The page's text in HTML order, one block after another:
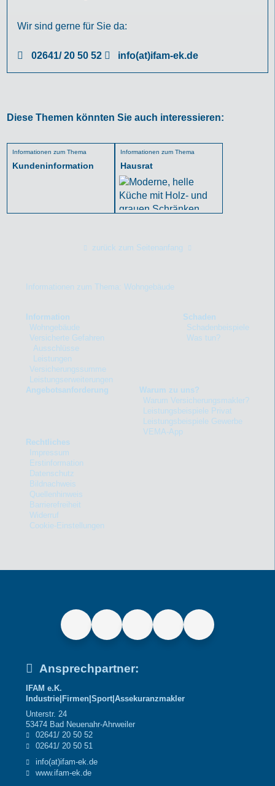
Wir sind gerne für Sie da:
02641/ 20 50 52 info(at)ifam-ek.de
Diese Themen könnten Sie auch interessieren:
Informationen zum Thema
Kundeninformation
Informationen zum Thema
Hausrat
zurück zum Seitenanfang
Informationen zum Thema: Wohngebäude
Information
Wohngebäude
Versicherte Gefahren
Ausschlüsse
Leistungen
Versicherungssumme
Leistungserweiterungen
Schaden
Schadenbeispiele
Was tun?
Angebotsanforderung
Warum zu uns?
Warum Versicherungsmakler?
Leistungsbeispiele Privat
Leistungsbeispiele Gewerbe
VEMA-App
Rechtliches
Impressum
Erstinformation
Datenschutz
Bildnachweis
Quellenhinweis
Barrierefreiheit
Widerruf
Cookie-Einstellungen
Ansprechpartner:
IFAM e.K.
Industrie|Firmen|Sport|Assekuranzmakler
Unterstr. 24
53474 Bad Neuenahr-Ahrweiler
02641/ 20 50 52
02641/ 20 50 51
info(at)ifam-ek.de
www.ifam-ek.de